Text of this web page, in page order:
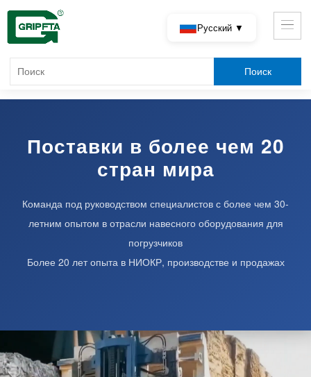
Русский ▼
Поставки в более чем 20
стран мира
Команда под руководством специалистов с более чем 30-
летним опытом в отрасли навесного оборудования для
погрузчиков
Более 20 лет опыта в НИОКР, производстве и продажах